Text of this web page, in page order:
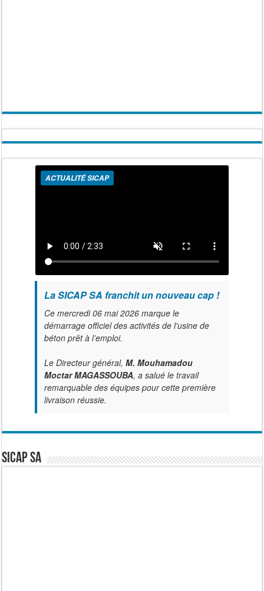
ACTUALITÉ SICAP
La SICAP SA franchit un nouveau cap !
Ce mercredi 06 mai 2026 marque le
démarrage officiel des activités de l'usine de
béton prêt à l’emploi.
Le Directeur général, M. Mouhamadou
Moctar MAGASSOUBA, a salué le travail
remarquable des équipes pour cette première
livraison réussie.
SICAP SA